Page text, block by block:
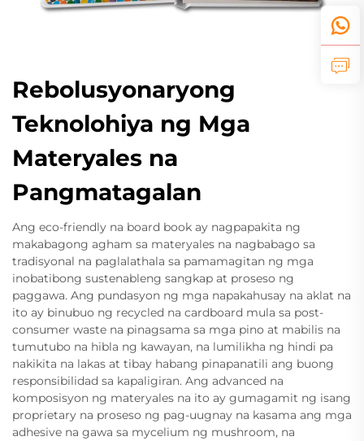
Rebolusyonaryong
Teknolohiya ng Mga
Materyales na
Pangmatagalan
Ang eco-friendly na board book ay nagpapakita ng
makabagong agham sa materyales na nagbabago sa
tradisyonal na paglalathala sa pamamagitan ng mga
inobatibong sustenableng sangkap at proseso ng
paggawa. Ang pundasyon ng mga napakahusay na aklat na
ito ay binubuo ng recycled na cardboard mula sa post-
consumer waste na pinagsama sa mga pino at mabilis na
tumutubo na hibla ng kawayan, na lumilikha ng hindi pa
nakikita na lakas at tibay habang pinapanatili ang buong
responsibilidad sa kapaligiran. Ang advanced na
komposisyon ng materyales na ito ay gumagamit ng isang
proprietary na proseso ng pag-uugnay na kasama ang mga
adhesive na gawa sa mycelium ng mushroom, na